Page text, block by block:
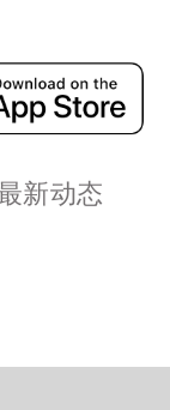
新动态